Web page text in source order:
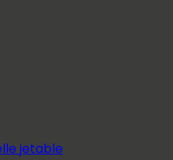
jetable